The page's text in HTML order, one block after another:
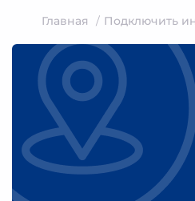
Главная Подключить